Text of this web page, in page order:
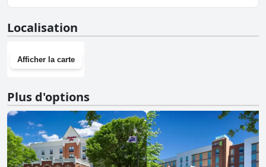
dispose d'une salle de sport.Pour plus d'informations, lisez les
réponses au questionnaireSalle de Sport.
Localisation
Afficher la carte
Plus d'options